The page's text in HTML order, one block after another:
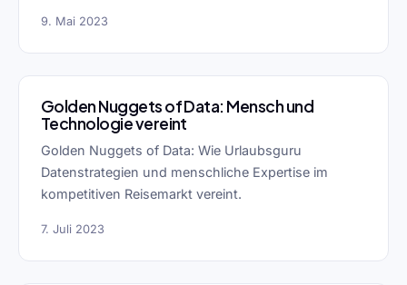
9. Mai 2023
Golden Nuggets of Data: Mensch und
Technologie vereint
Golden Nuggets of Data: Wie Urlaubsguru
Datenstrategien und menschliche Expertise im
kompetitiven Reisemarkt vereint.
7. Juli 2023